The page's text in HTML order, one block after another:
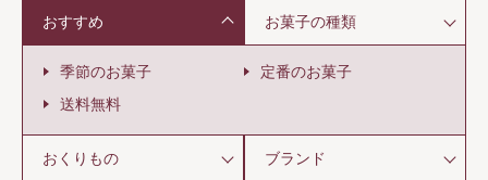
おすすめ
季節のお菓子
定番のお菓子
送料無料
お菓子の種類
おくりもの ブランド